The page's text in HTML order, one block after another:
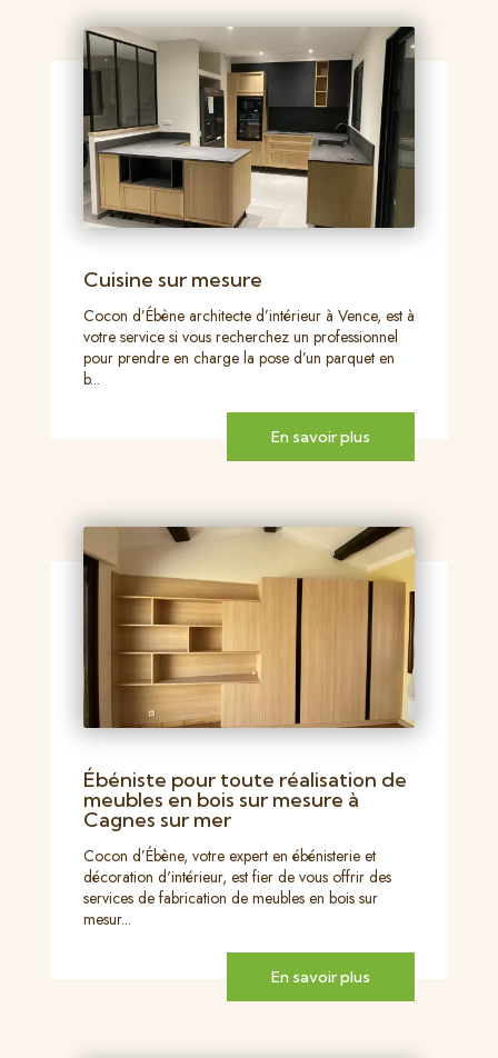
Cuisine sur mesure
Cocon d’Ébène architecte d’intérieur à Vence, est à
votre service si vous recherchez un professionnel
pour prendre en charge la pose d’un parquet en
b...
En savoir plus
Ébéniste pour toute réalisation de
meubles en bois sur mesure à
Cagnes sur mer
Cocon d’Ébène, votre expert en ébénisterie et
décoration d'intérieur, est fier de vous offrir des
services de fabrication de meubles en bois sur
mesur...
En savoir plus